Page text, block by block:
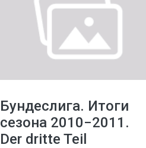
Бундеслига. Итоги
сезона 2010−2011.
Der dritte Teil